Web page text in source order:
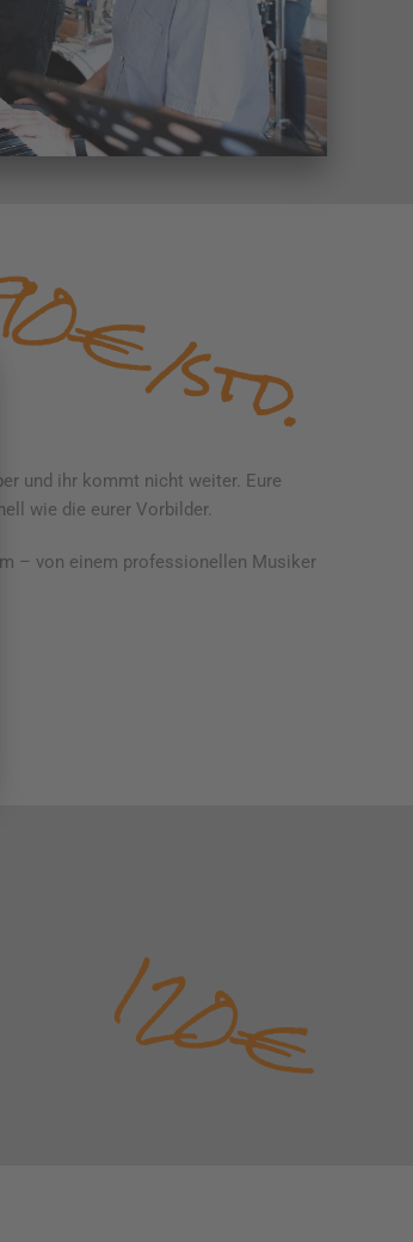
std.
und ihr kommt nicht weiter. Eure
wie die eurer Vorbilder.
– von einem professionellen Musiker
120€